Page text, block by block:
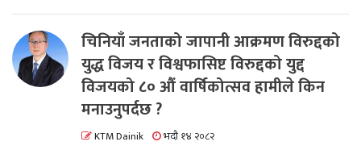
चिनियाँ जनताको जापानी आक्रमण विरुद्दको
युद्ध विजय र विश्वफासिष्ट विरुद्दको युद्द
विजयको ८० औं वार्षिकोत्सव हामीले किन
मनाउनुपर्दछ ?
KTM Dainik भदौ १४ २०८२